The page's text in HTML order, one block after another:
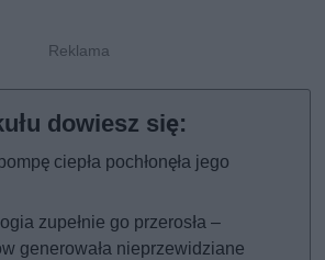
ciepła pochłonęła jego
zupełnie go przerosła –
generowała nieprzewidziane